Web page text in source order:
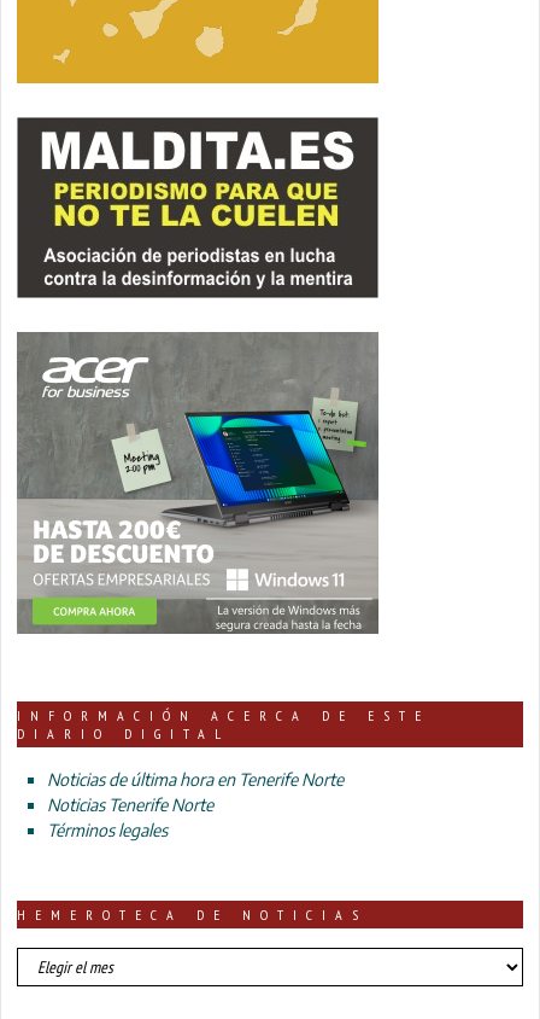
INFORMACIÓN ACERCA DE ESTE
DIARIO DIGITAL
Noticias de última hora en Tenerife Norte
Noticias Tenerife Norte
Términos legales
HEMEROTECA DE NOTICIAS
HEMEROTECA
DE